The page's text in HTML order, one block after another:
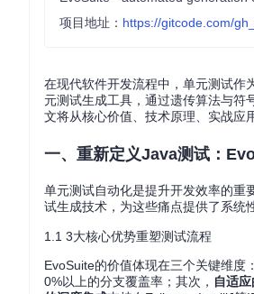
项目地址： https://gitcode.com/
在现代软件开发流程中，单元测试作
元测试生成工具，通过遗传算法与符
文将从核心价值、技术原理、实战应
一、重新定义Java测试：
单元测试自动化是提升开发效率的重
试生成技术，为这些痛点提供了系统
1.1 3大核心优势重塑测试流程
EvoSuite的价值体现在三个关键维度
0%以上的分支覆盖率；其次， 自适